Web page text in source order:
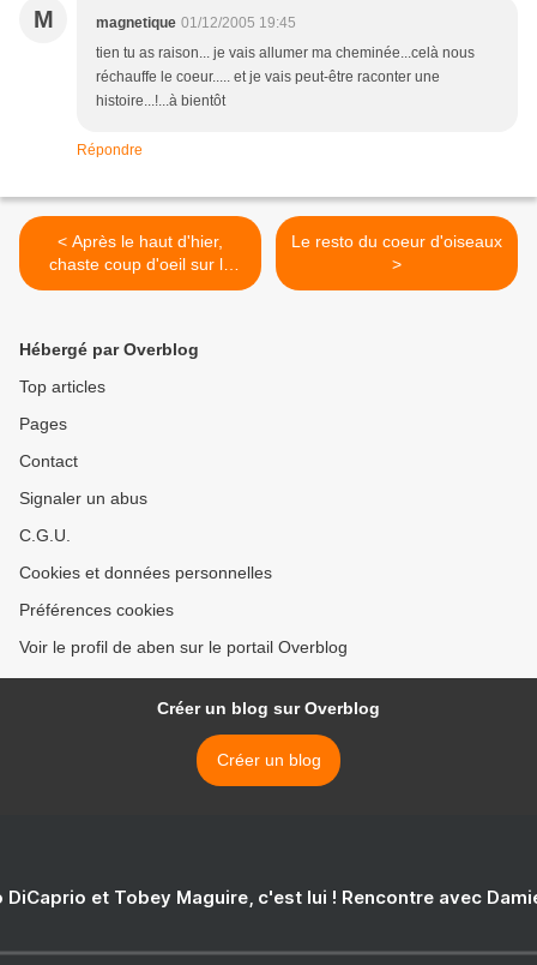
M magnetique 01/12/2005 19:45
tien tu as raison... je vais allumer ma cheminée...celà nous
réchauffe le coeur..... et je vais peut-être raconter une
histoire...!...à bientôt
Répondre
< Après le haut d'hier,
chaste coup d'oeil sur le
bas
Le resto du coeur d'oiseaux
>
Hébergé par Overblog
Top articles
Pages
Contact
Signaler un abus
C.G.U.
Cookies et données personnelles
Préférences cookies
Voir le profil de aben sur le portail Overblog
Créer un blog sur Overblog
Créer un blog
DiCaprio et Tobey Maguire, c'est lui ! Rencontre avec